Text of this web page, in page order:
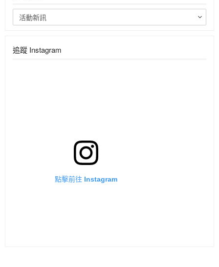
活動新訊
追蹤 Instagram
點擊前往 Instagram